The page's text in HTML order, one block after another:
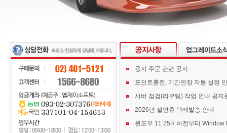
용지 주문 관련 공지
포인트충전, 기간연장 자동 설정
서버 점검(리부팅) 작업 안내 공지
2026년 설연휴 택배발송 안내